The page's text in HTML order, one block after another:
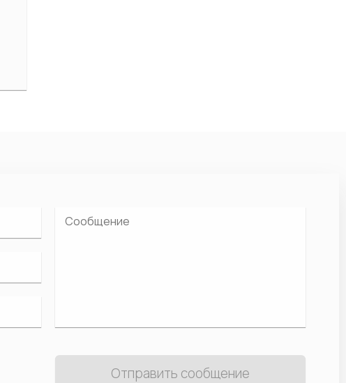
Отправить сообщение